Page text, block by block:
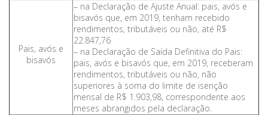
Pais, avós e
bisavós
– na Declaração de Ajuste Anual: pais, avós e
bisavós que, em 2019, tenham recebido
rendimentos, tributáveis ou não, até R$
22.847,76
– na Declaração de Saída Definitiva do Pais:
pais, avós e bisavós que, em 2019, receberam
rendimentos, tributáveis ou não, não
superiores à soma do limite de isenção
mensal de R$ 1.903,98, correspondente aos
meses abrangidos pela declaração.